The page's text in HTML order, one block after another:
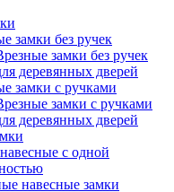
замки без ручек
замки без ручек
деревянных дверей
замки с ручками
замки с ручками
деревянных дверей
с одной
навесные замки